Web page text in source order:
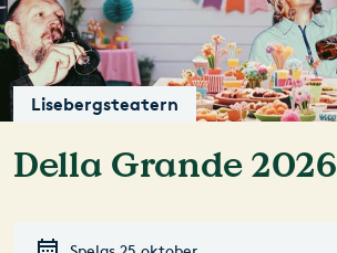
Lisebergsteatern
Della Grande 2026